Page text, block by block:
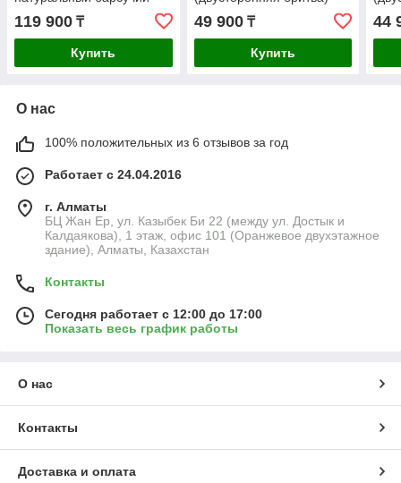
ворс, Т-образная бритва,
чаша)
119 900 ₸
Купить
(открытый гребень)
49 900₸
Купить
44
О нас
100% положительных из 6 отзывов за год
Работает с 24.04.2016
г. Алматы
БЦ Жан Ер, ул. Казыбек Би 22 (между ул. Достык и
Калдаякова), 1 этаж, офис 101 (Оранжевое двухэтажное
здание), Алматы, Казахстан
Контакты
Сегодня работает с 12:00 до 17:00
Показать весь график работы
О нас
Контакты
Доставка и оплата